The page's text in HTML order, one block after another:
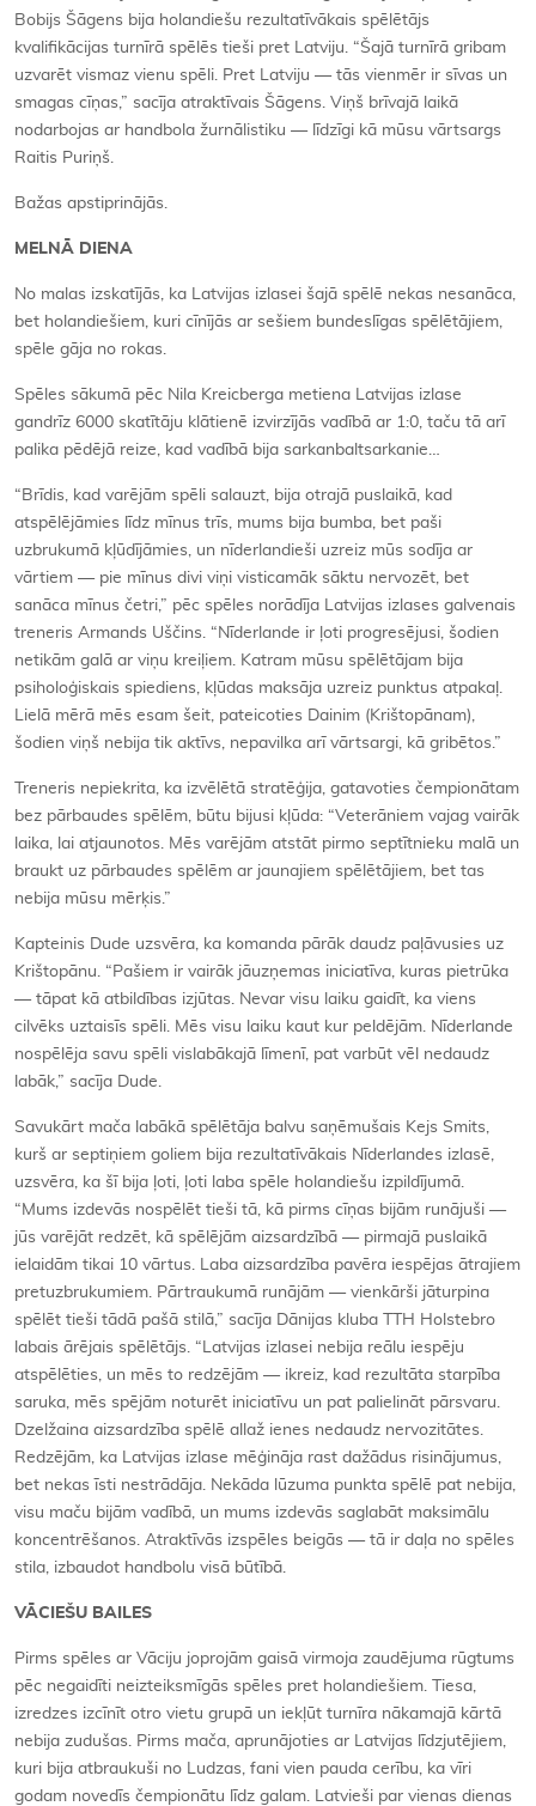
Bobijs Šāgens bija holandiešu rezultatīvākais spēlētājs
kvalifikācijas turnīrā spēlēs tieši pret Latviju. “Šajā turnīrā gribam
uzvarēt vismaz vienu spēli. Pret Latviju — tās vienmēr ir sīvas un
smagas cīņas,” sacīja atraktīvais Šāgens. Viņš brīvajā laikā
nodarbojas ar handbola žurnālistiku — līdzīgi kā mūsu vārtsargs
Raitis Puriņš.
Bažas apstiprinājās.
MELNĀ DIENA
No malas izskatījās, ka Latvijas izlasei šajā spēlē nekas nesanāca,
bet holandiešiem, kuri cīnījās ar sešiem bundeslīgas spēlētājiem,
spēle gāja no rokas.
Spēles sākumā pēc Nila Kreicberga metiena Latvijas izlase
gandrīz 6000 skatītāju klātienē izvirzījās vadībā ar 1:0, taču tā arī
palika pēdējā reize, kad vadībā bija sarkanbaltsarkanie…
“Brīdis, kad varējām spēli salauzt, bija otrajā puslaikā, kad
atspēlējāmies līdz mīnus trīs, mums bija bumba, bet paši
uzbrukumā kļūdījāmies, un nīderlandieši uzreiz mūs sodīja ar
vārtiem — pie mīnus divi viņi visticamāk sāktu nervozēt, bet
sanāca mīnus četri,” pēc spēles norādīja Latvijas izlases galvenais
treneris Armands Uščins. “Nīderlande ir ļoti progresējusi, šodien
netikām galā ar viņu kreiļiem. Katram mūsu spēlētājam bija
psiholoģiskais spiediens, kļūdas maksāja uzreiz punktus atpakaļ.
Lielā mērā mēs esam šeit, pateicoties Dainim (Krištopānam),
šodien viņš nebija tik aktīvs, nepavilka arī vārtsargi, kā gribētos.”
Treneris nepiekrita, ka izvēlētā stratēģija, gatavoties čempionātam
bez pārbaudes spēlēm, būtu bijusi kļūda: “Veterāniem vajag vairāk
laika, lai atjaunotos. Mēs varējām atstāt pirmo septītnieku malā un
braukt uz pārbaudes spēlēm ar jaunajiem spēlētājiem, bet tas
nebija mūsu mērķis.”
Kapteinis Dude uzsvēra, ka komanda pārāk daudz paļāvusies uz
Krištopānu. “Pašiem ir vairāk jāuzņemas iniciatīva, kuras pietrūka
— tāpat kā atbildības izjūtas. Nevar visu laiku gaidīt, ka viens
cilvēks uztaisīs spēli. Mēs visu laiku kaut kur peldējām. Nīderlande
nospēlēja savu spēli vislabākajā līmenī, pat varbūt vēl nedaudz
labāk,” sacīja Dude.
Savukārt mača labākā spēlētāja balvu saņēmušais Kejs Smits,
kurš ar septiņiem goliem bija rezultatīvākais Nīderlandes izlasē,
uzsvēra, ka šī bija ļoti, ļoti laba spēle holandiešu izpildījumā.
“Mums izdevās nospēlēt tieši tā, kā pirms cīņas bijām runājuši —
jūs varējāt redzēt, kā spēlējām aizsardzībā — pirmajā puslaikā
ielaidām tikai 10 vārtus. Laba aizsardzība pavēra iespējas ātrajiem
pretuzbrukumiem. Pārtraukumā runājām — vienkārši jāturpina
spēlēt tieši tādā pašā stilā,” sacīja Dānijas kluba TTH Holstebro
labais ārējais spēlētājs. “Latvijas izlasei nebija reālu iespēju
atspēlēties, un mēs to redzējām — ikreiz, kad rezultāta starpība
saruka, mēs spējām noturēt iniciatīvu un pat palielināt pārsvaru.
Dzelžaina aizsardzība spēlē allaž ienes nedaudz nervozitātes.
Redzējām, ka Latvijas izlase mēģināja rast dažādus risinājumus,
bet nekas īsti nestrādāja. Nekāda lūzuma punkta spēlē pat nebija,
visu maču bijām vadībā, un mums izdevās saglabāt maksimālu
koncentrēšanos. Atraktīvās izspēles beigās — tā ir daļa no spēles
stila, izbaudot handbolu visā būtībā.
VĀCIEŠU BAILES
Pirms spēles ar Vāciju joprojām gaisā virmoja zaudējuma rūgtums
pēc negaidīti neizteiksmīgās spēles pret holandiešiem. Tiesa,
izredzes izcīnīt otro vietu grupā un iekļūt turnīra nākamajā kārtā
nebija zudušas. Pirms mača, aprunājoties ar Latvijas līdzjutējiem,
kuri bija atbraukuši no Ludzas, fani vien pauda cerību, ka vīri
godam novedīs čempionātu līdz galam. Latvieši par vienas dienas